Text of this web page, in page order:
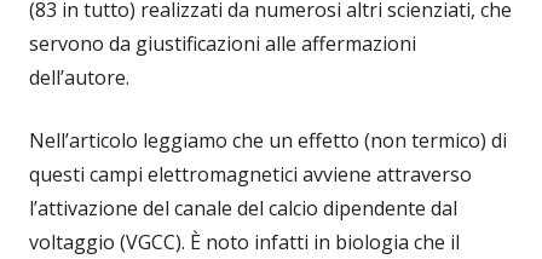
(83 in tutto) realizzati da numerosi altri scienziati, che
servono da giustificazioni alle affermazioni
dell’autore.
Nell’articolo leggiamo che un effetto (non termico) di
questi campi elettromagnetici avviene attraverso
l’attivazione del canale del calcio dipendente dal
voltaggio (VGCC). È noto infatti in biologia che il